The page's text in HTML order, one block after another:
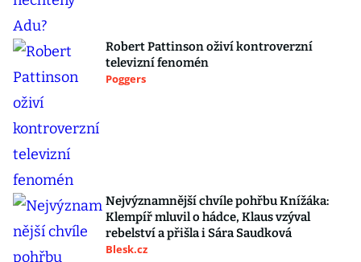
Robert Pattinson oživí kontroverzní
televizní fenomén
Poggers
Nejvýznamnější chvíle pohřbu Knížáka:
Klempíř mluvil o hádce, Klaus vzýval
rebelství a přišla i Sára Saudková
Blesk.cz